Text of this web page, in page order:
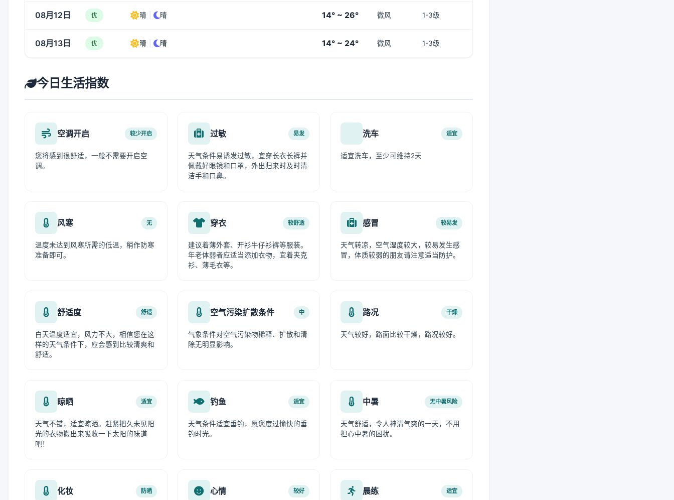
08月12日 优 晴 晴 14° ~ 26° 微风 1-3级
08月13日 优 晴 晴 14° ~ 24° 微风 1-3级
今日生活指数
空调开启 较少开启
您将感到很舒适，一般不需要开启空
调。
过敏 易发
天气条件易诱发过敏，宜穿长衣长裤并
佩戴好眼镜和口罩，外出归来时及时清
洁手和口鼻。
洗车 适宜
适宜洗车，至少可维持2天
风寒 无
温度未达到风寒所需的低温，稍作防寒
准备即可。
穿衣 较舒适
建议着薄外套、开衫牛仔衫裤等服装。
年老体弱者应适当添加衣物，宜着夹克
衫、薄毛衣等。
感冒 较易发
天气转凉，空气湿度较大，较易发生感
冒，体质较弱的朋友请注意适当防护。
舒适度 舒适
白天温度适宜，风力不大，相信您在这
样的天气条件下，应会感到比较清爽和
舒适。
空气污染扩散条件 中
气象条件对空气污染物稀释、扩散和清
除无明显影响。
路况 干燥
天气较好，路面比较干燥，路况较好。
晾晒 适宜
天气不错，适宜晾晒。赶紧把久未见阳
光的衣物搬出来吸收一下太阳的味道
吧！
钓鱼 适宜
天气条件适宜垂钓，愿您度过愉快的垂
钓时光。
中暑 无中暑风险
天气舒适，令人神清气爽的一天，不用
担心中暑的困扰。
化妆 防晒 心情 较好 晨练 适宜